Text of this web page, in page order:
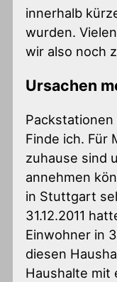
innerhalb
wurden.
wir also noch
Ursachen
Finde ich. Für
zuhause sind
annehmen
in Stuttgart
31.12.2011
Einwohner in
diesen
Haushalte mit